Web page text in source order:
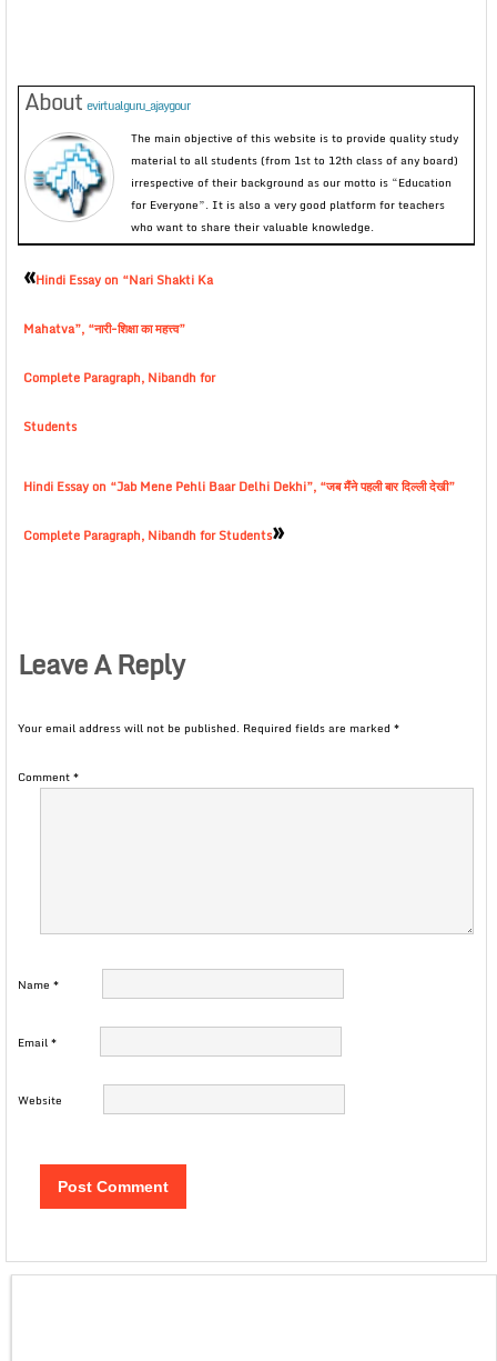
About evirtualguru_ajaygour
The main objective of this website is to provide quality study
material to all students (from 1st to 12th class of any board)
irrespective of their background as our motto is “Education
for Everyone”. It is also a very good platform for teachers
who want to share their valuable knowledge.
«Hindi Essay on “Nari Shakti Ka
Mahatva”, “नारी-शिक्षा का महत्त्व”
Complete Paragraph, Nibandh for
Students
Hindi Essay on “Jab Mene Pehli Baar Delhi Dekhi”, “जब मैंने पहली बार दिल्ली देखी”
Complete Paragraph, Nibandh for Students»
Leave A Reply
Your email address will not be published. Required fields are marked *
Comment*
Name *
Email*
Website